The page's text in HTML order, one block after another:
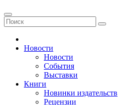
Новости
Новости
События
Выставки
Книги
Новинки издательств
Рецензии